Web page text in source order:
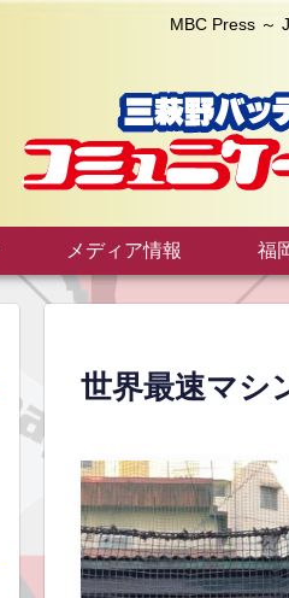
MBC Press ～
メディア情報 福
世界最速マシ